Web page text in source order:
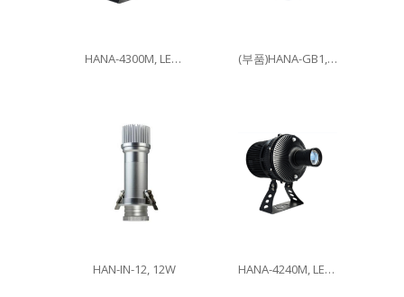
HANA-4300M, LED300W (부품)HANA-GB1, 이미지글라스
HAN-IN-12, 12W HANA-4240M, LED240W